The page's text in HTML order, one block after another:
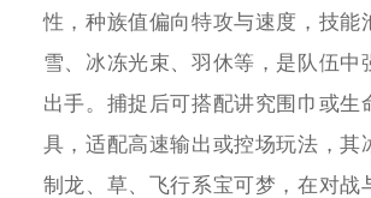
性，种族值偏向特攻与速度，技能
雪、冰冻光束、羽休等，是队伍中
出手。捕捉后可搭配讲究围巾或生
具，适配高速输出或控场玩法，其
制龙、草、飞行系宝可梦，在对战